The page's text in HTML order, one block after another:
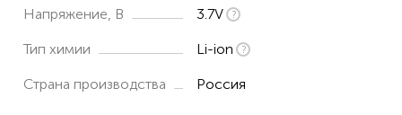
Напряжение, В 3.7V
Тип химии Li-ion
Страна производства Россия